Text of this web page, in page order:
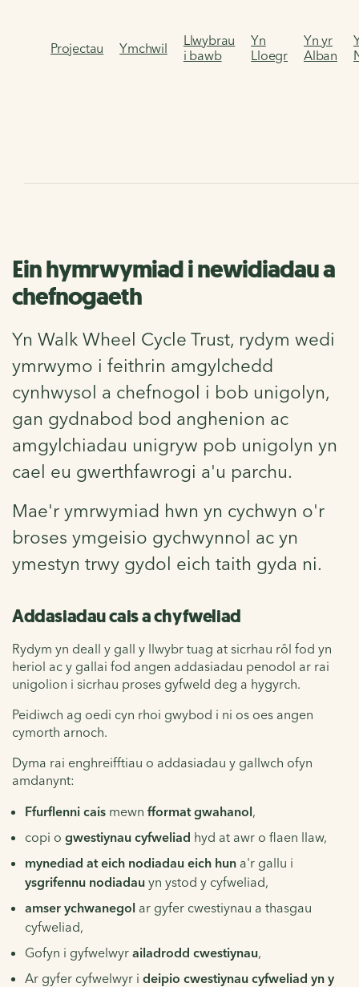
Projectau Ymchwil
Llwybrau
i bawb
Yn
Lloegr
Yn yr
Alban
Ein hymrwymiad i newidiadau a
chefnogaeth
Yn Walk Wheel Cycle Trust, rydym wedi
ymrwymo i feithrin amgylchedd
cynhwysol a chefnogol i bob unigolyn,
gan gydnabod bod anghenion ac
amgylchiadau unigryw pob unigolyn yn
cael eu gwerthfawrogi a'u parchu.
Mae'r ymrwymiad hwn yn cychwyn o'r
broses ymgeisio gychwynnol ac yn
ymestyn trwy gydol eich taith gyda ni.
Addasiadau cais a chyfweliad
Rydym yn deall y gall y llwybr tuag at sicrhau rôl fod yn
heriol ac y gallai fod angen addasiadau penodol ar rai
unigolion i sicrhau proses gyfweld deg a hygyrch.
Peidiwch ag oedi cyn rhoi gwybod i ni os oes angen
cymorth arnoch.
Dyma rai enghreifftiau o addasiadau y gallwch ofyn
amdanynt:
Ffurflenni cais mewn fformat gwahanol,
copi o gwestiynau cyfweliad hyd at awr o flaen llaw,
mynediad at eich nodiadau eich hun a'r gallu i
ysgrifennu nodiadau yn ystod y cyfweliad,
amser ychwanegol ar gyfer cwestiynau a thasgau
cyfweliad,
Gofyn i gyfwelwyr ailadrodd cwestiynau,
Ar gyfer cyfwelwyr i deipio cwestiynau cyfweliad yn y